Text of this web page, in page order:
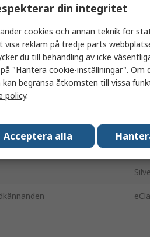
10
din integritet
cookies och annan teknik för
visa reklam på tredje parts
du till behandling av icke
"Hantera cookie-inställningar". Om
begränsa åtkomsten till vissa
policy.
Acceptera alla